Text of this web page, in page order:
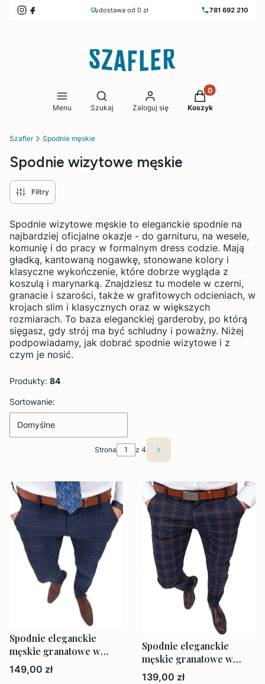
dostawa od 0 zł 781 692 210
Menu
Otwórz wyszukiwarkę
Szukaj Zaloguj się
Produkty w
Koszyk
Szafler Spodnie męskie
Spodnie wizytowe męskie
Filtry
Spodnie wizytowe męskie to eleganckie spodnie na
najbardziej oficjalne okazje - do garnituru, na wesele,
komunię i do pracy w formalnym dress codzie. Mają
gładką, kantowaną nogawkę, stonowane kolory i
klasyczne wykończenie, które dobrze wygląda z
koszulą i marynarką. Znajdziesz tu modele w czerni,
granacie i szarości, także w grafitowych odcieniach, w
krojach slim i klasycznych oraz w większych
rozmiarach. To baza eleganckiej garderoby, po którą
sięgasz, gdy strój ma być schludny i poważny. Niżej
podpowiadamy, jak dobrać spodnie wizytowe i z
czym je nosić.
Produkty: 84
Lista produktów
Sortowanie:
Domyślne
Strona z 4 Następne produkty
Spodnie eleganckie
męskie granatowe w
brązową kratę
Cena
149,00 zł
Spodnie eleganckie
męskie granatowe w
brązową kratę
Cena
139,00 zł